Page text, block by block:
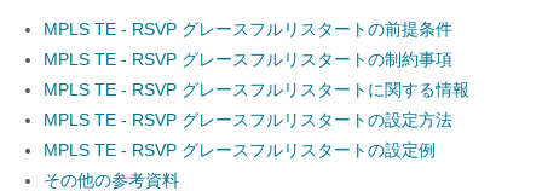
MPLS TE - RSVP グレースフルリスタートの前提条件
MPLS TE - RSVP グレースフルリスタートの制約事項
MPLS TE - RSVP グレースフルリスタートに関する情報
MPLS TE - RSVP グレースフルリスタートの設定方法
MPLS TE - RSVP グレースフルリスタートの設定例
その他の参考資料